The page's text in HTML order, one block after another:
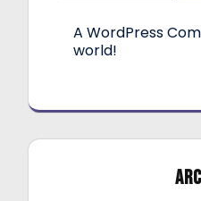
A WordPress
world!